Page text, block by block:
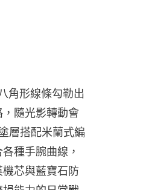
角形線條勾勒出
隨光影轉動會
層搭配米蘭式編
種手腕曲線，
芯與藍寶石防